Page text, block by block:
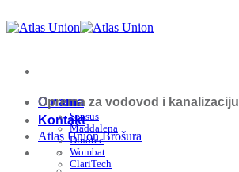
to
O nama
Kontakt
Atlas Union Brošura
Oprema za vodovod i kanalizaciju
Sensus
Maddalena
Dinotec
Wombat
ClariTech